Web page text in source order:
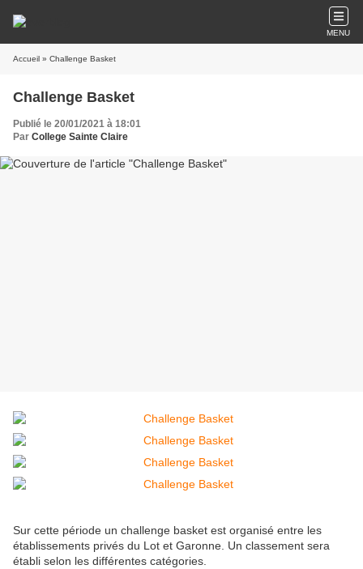
MENU
Accueil » Challenge Basket
Challenge Basket
Publié le 20/01/2021 à 18:01
Par College Sainte Claire
Sur cette période un challenge basket est organisé entre les
établissements privés du Lot et Garonne. Un classement sera
établi selon les différentes catégories.